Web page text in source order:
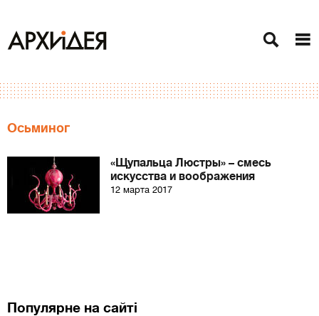
Осьминог
«Щупальца Люстры» – смесь
искусства и воображения
12 марта 2017
Популярне на сайті